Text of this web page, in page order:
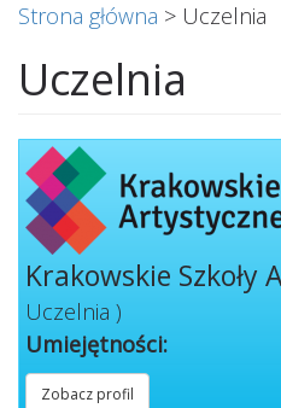
Strona główna > Uczelnia
Uczelnia
Krakowskie Szkoły
Uczelnia )
Umiejętności:
Zobacz profil